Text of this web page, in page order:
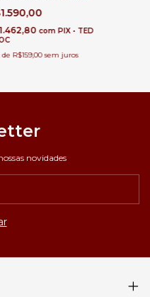
Sala de Jantar e Sala
- P-COSMOS-
PRETO com PIX • TED
de R$159,00 sem juros
novidades